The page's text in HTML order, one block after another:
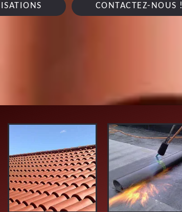
CONTACTEZ-NOUS !